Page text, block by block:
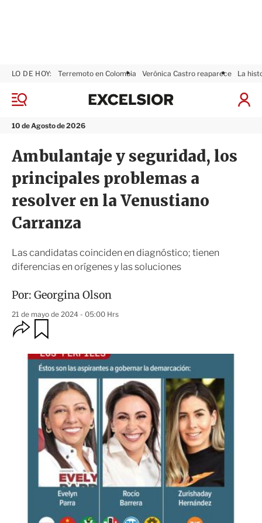
M
n
10 de Agosto de 2026
LO DE HOY: Terremoto en Colombia Verónica Castro reaparece La
I
x
s
i
r
Ambulantaje y seguridad, los
principales problemas a
resolver en la Venustiano
Carranza
Las candidatas coinciden en diagnóstico; tienen
diferencias en orígenes y las soluciones
Por: Georgina Olson
21 de mayo de 2024 - 05:00 Hrs
O
p
i
r
d
a
r